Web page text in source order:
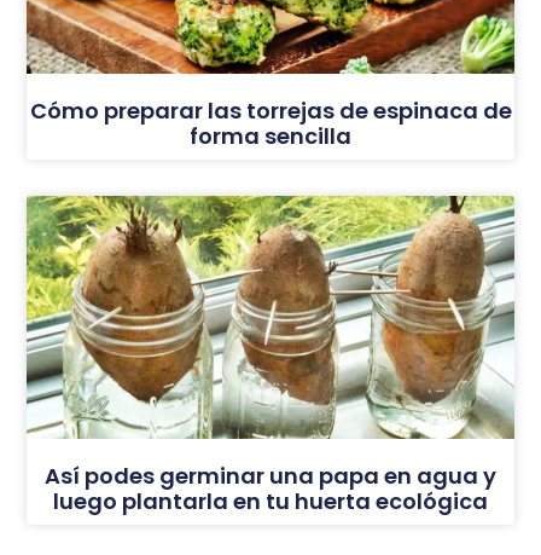
Cómo preparar las torrejas de espinaca de
forma sencilla
Así podes germinar una papa en agua y
luego plantarla en tu huerta ecológica